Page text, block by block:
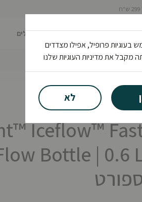
בגדים פעילות חיילים
Iceflow™
בעוגיות פרופיל, אפילו מצדדים
מקבל את מדיניות העוגיות שלנו
לא